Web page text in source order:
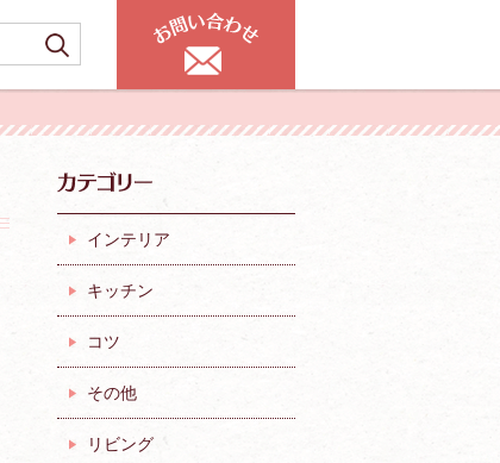
インテリア
キッチン
コツ
その他
リビング